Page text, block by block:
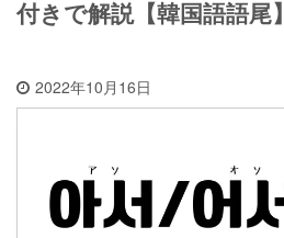
付きで解説【韓国語語尾】
2022年10月16日